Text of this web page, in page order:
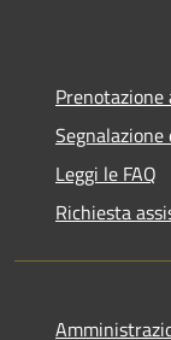
Leggi le FAQ
Richiesta